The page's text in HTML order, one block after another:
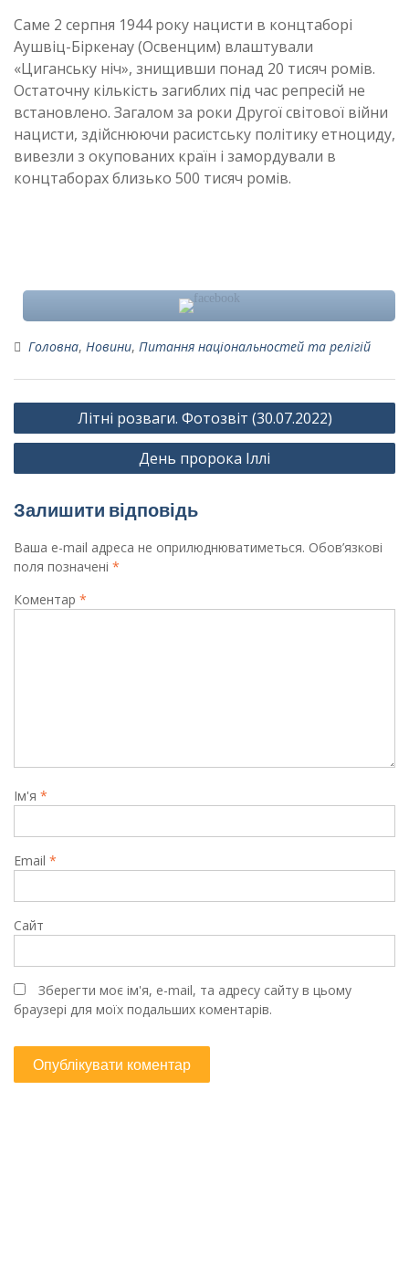
Саме 2 серпня 1944 року нацисти в концтаборі
Аушвіц-Біркенау (Освенцим) влаштували
«Циганську ніч», знищивши понад 20 тисяч ромів.
Остаточну кількість загиблих під час репресій не
встановлено. Загалом за роки Другої світової війни
нацисти, здійснюючи расистську політику етноциду,
вивезли з окупованих країн і замордували в
концтаборах близько 500 тисяч ромів.
Головна, Новини, Питання національностей та релігій
Навігація
записів
Літні розваги. Фотозвіт (30.07.2022)
День пророка Іллі
Залишити відповідь
Ваша e-mail адреса не оприлюднюватиметься. Обов’язкові
поля позначені *
Коментар *
Ім'я *
Email *
Сайт
Зберегти моє ім'я, e-mail, та адресу сайту в цьому
браузері для моїх подальших коментарів.